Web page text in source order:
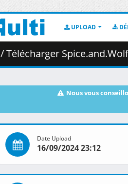
UPLOAD
/ Télécharger
Nous vous
Date Upload
16/09/2024 23:12